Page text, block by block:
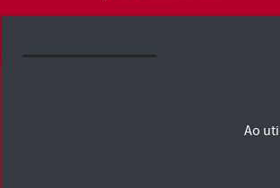
Terms and Conditions and Privacy
Ao